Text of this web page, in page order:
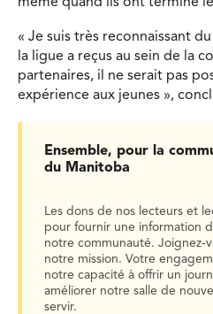
« Je suis très reconnaissant
la ligue a reçus au sein de la
partenaires, il ne serait pas
expérience aux jeunes »,
Ensemble, pour la
du Manitoba
Les dons de nos lecteurs et
pour fournir une information
notre communauté. Joignez-
notre mission. Votre
notre capacité à offrir un
améliorer notre salle de
servir.